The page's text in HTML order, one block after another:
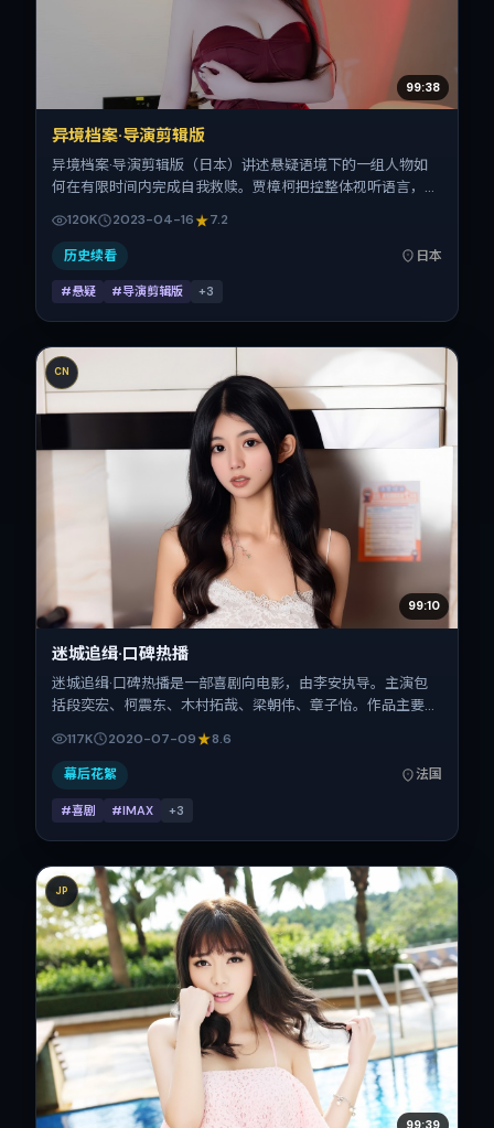
99:38
异境档案·导演剪辑版
异境档案·导演剪辑版（日本）讲述悬疑语境下的一组人物如
何在有限时间内完成自我救赎。贾樟柯把控整体视听语言，长
富。影片定于 2023-04-16 起陆续登陆院线与网络平台，春
季档公映，片长163分钟。
120K 2023-04-16 7.2
历史续看 日本
#悬疑 #导演剪辑版 +3
CN
99:10
迷城追缉·口碑热播
迷城追缉·口碑热播是一部喜剧向电影，由李安执导。主演包
括段奕宏、柯震东、木村拓哉、梁朝伟、章子怡。作品主要在
法国取景与发行，2020年暑期档与观众见面，首映日期
2020-07-09，正片时长101分钟。
117K 2020-07-09 8.6
幕后花絮 法国
#喜剧 #IMAX +3
JP